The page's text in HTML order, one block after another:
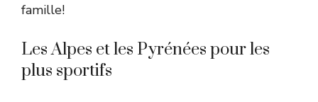
famille!
Les Alpes et les Pyrénées pour les
plus sportifs